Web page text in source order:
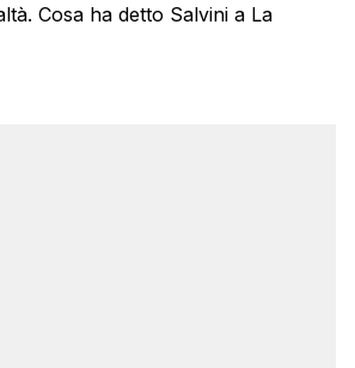
Cosa ha detto Salvini a La